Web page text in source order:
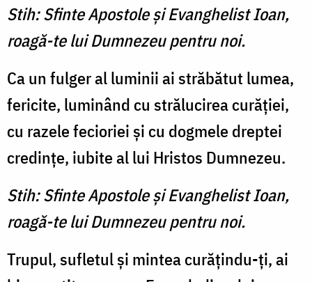
Stih: Sfinte Apostole şi Evanghelist Ioan,
roagă-te lui Dumnezeu pentru noi.
Ca un fulger al luminii ai străbătut lumea,
fericite, luminând cu strălucirea curăţiei,
cu razele fecioriei şi cu dogmele dreptei
credinţe, iubite al lui Hristos Dumnezeu.
Stih: Sfinte Apostole şi Evanghelist Ioan,
roagă-te lui Dumnezeu pentru noi.
Trupul, sufletul şi mintea curăţindu-ţi, ai